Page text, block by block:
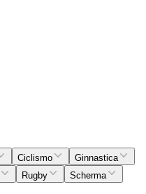
Ciclismo
Ginnastica
Rugby
Scherma